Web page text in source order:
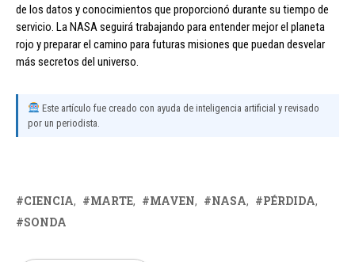
de los datos y conocimientos que proporcionó durante su tiempo de
servicio. La NASA seguirá trabajando para entender mejor el planeta
rojo y preparar el camino para futuras misiones que puedan desvelar
más secretos del universo.
Este artículo fue creado con ayuda de inteligencia artificial y revisado
por un periodista.
CIENCIA MARTE MAVEN NASA
PÉRDIDA
SONDA